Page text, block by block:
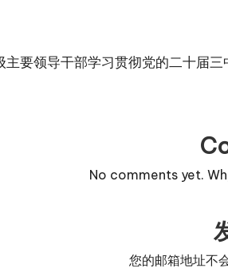
要领导干部学习贯彻党的二十届三
No comments yet.
您的邮箱地址不